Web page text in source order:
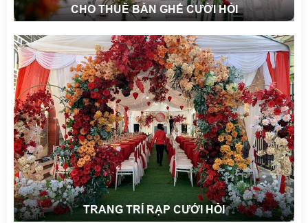
CHO THUÊ BÀN GHẾ CƯỚI HỎI
TRANG TRÍ RẠP CƯỚI HỎI